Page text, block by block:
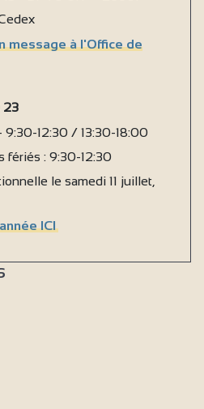
message à l'Office de
23
9:30-12:30 / 13:30-18:00
fériés : 9:30-12:30
le samedi 11 juillet,
ICI